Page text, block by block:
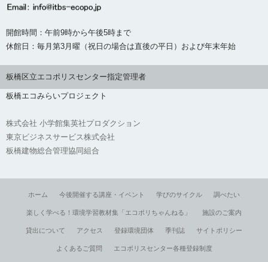
開館時間：午前9時から午後5時まで
休館日：毎月第3月曜（祝日の場合は直後の平日）および年末年始
板橋区立エコポリスセンター指定管理者
板橋エコみらいプロジェクト
株式会社 小学館集英社プロダクション
東京ビジネスサービス株式会社
板橋建物総合管理協同組合
ホーム 今後開催する講座・イベント 学びのサイクル 調べたい
楽しく学べる！環境学習教材集「エコポリちゃんねる」 施設のご案内
貸出について アクセス 登録環境団体 季刊誌 サイトポリシー
よくあるご質問 エコポリスセンター各種登録制度